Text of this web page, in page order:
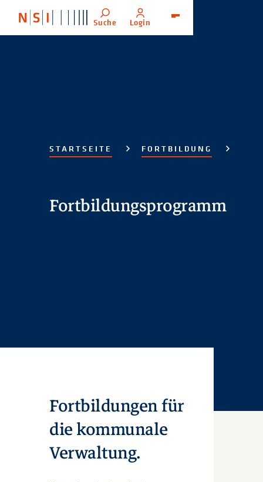
Suche Login
STARTSEITE FORTBILDUNG
Fortbildungsprogramm
Fortbildungen für
die kommunale
Verwaltung.